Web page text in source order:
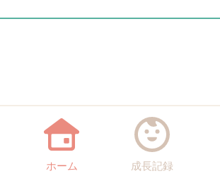
ホーム 成長記録